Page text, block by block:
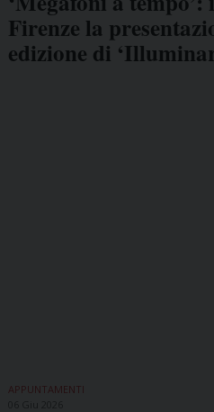
Firenze la
edizione di
APPUNTAMENTI